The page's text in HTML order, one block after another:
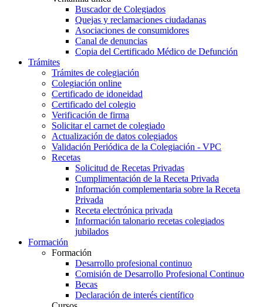
Buscador de Colegiados
Quejas y reclamaciones ciudadanas
Asociaciones de consumidores
Canal de denuncias
Copia del Certificado Médico de Defunción
Trámites
Trámites de colegiación
Colegiación online
Certificado de idoneidad
Certificado del colegio
Verificación de firma
Solicitar el carnet de colegiado
Actualización de datos colegiados
Validación Periódica de la Colegiación - VPC
Recetas
Solicitud de Recetas Privadas
Cumplimentación de la Receta Privada
Información complementaria sobre la Receta
Privada
Receta electrónica privada
Información talonario recetas colegiados
jubilados
Formación
Formación
Desarrollo profesional continuo
Comisión de Desarrollo Profesional Continuo
Becas
Declaración de interés científico